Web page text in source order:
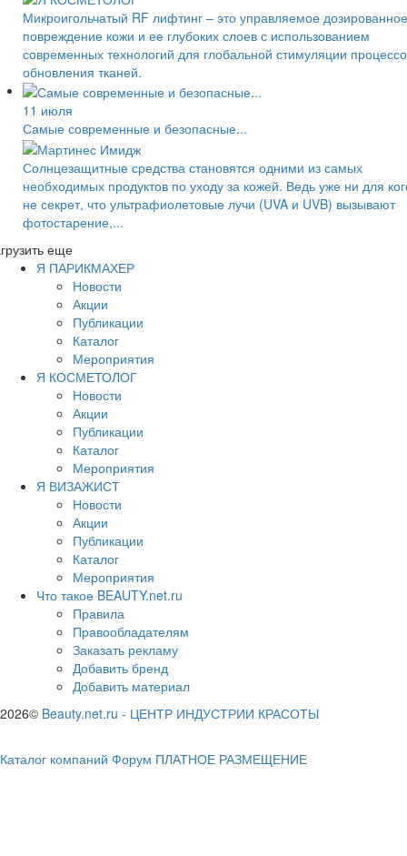
Микроигольчатый RF лифтинг – это управляемое дозированное
повреждение кожи и ее глубоких слоев с использованием
современных технологий для глобальной стимуляции
обновления тканей.
11 июля
Самые современные и безопасные...
Солнцезащитные средства становятся одними из самых
необходимых продуктов по уходу за кожей. Ведь уже ни для
не секрет, что ультрафиолетовые лучи (UVA и UVB) вызывают
фотостарение,...
еще
Я ПАРИКМАХЕР
Новости
Акции
Публикации
Каталог
Мероприятия
Я КОСМЕТОЛОГ
Новости
Акции
Публикации
Каталог
Мероприятия
Я ВИЗАЖИСТ
Новости
Акции
Публикации
Каталог
Мероприятия
Что такое BEAUTY.net.ru
Правила
Правообладателям
Заказать рекламу
Добавить бренд
Добавить материал
2026© Beauty.net.ru - ЦЕНТР ИНДУСТРИИ КРАСОТЫ
Каталог компаний Форум ПЛАТНОЕ РАЗМЕЩЕНИЕ